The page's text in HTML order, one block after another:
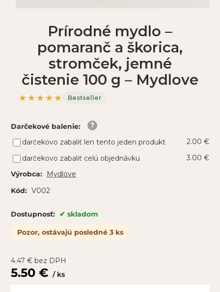
Prírodné mydlo –
pomaranč a škorica,
stromček, jemné
čistenie 100 g – Mydlove
★★★★★ Bestseller
Darčekové balenie:
darčekovo zabaliť len tento jeden produkt
2.00 €
darčekovo zabaliť celú objednávku
3.00 €
Výrobca: Mydlove
Kód: V002
Dostupnosť: skladom
Pozor, ostávajú posledné 3 ks
4.47 € bez DPH
5.50€ ks